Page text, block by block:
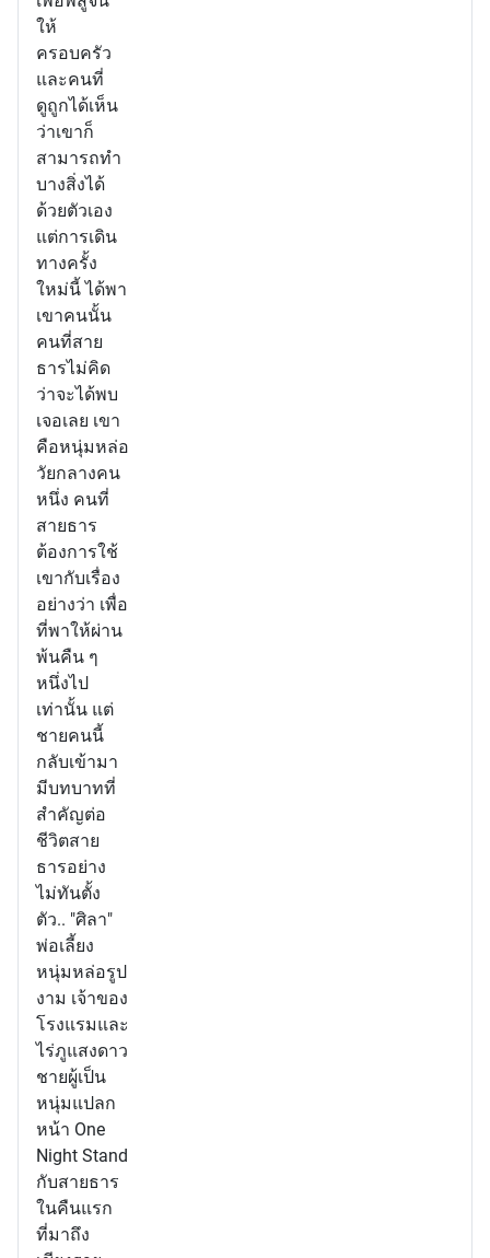
ให้
ครอบครัว
และคนที่
ดูถูกได้เห็น
ว่าเขาก็
สามารถทำ
บางสิ่งได้
ด้วยตัวเอง
แต่การเดิน
ทางครั้ง
ใหม่นี้ ได้พา
เขาคนนั้น
คนที่สาย
ธารไม่คิด
ว่าจะได้พบ
เจอเลย เขา
คือหนุ่มหล่อ
วัยกลางคน
หนึ่ง คนที่
สายธาร
ต้องการใช้
เขากับเรื่อง
อย่างว่า เพื่อ
ที่พาให้ผ่าน
พ้นคืน ๆ
หนึ่งไป
เท่านั้น แต่
ชายคนนี้
กลับเข้ามา
มีบทบาทที่
สำคัญต่อ
ชีวิตสาย
ธารอย่าง
ไม่ทันตั้ง
ตัว.. "ศิลา"
พ่อเลี้ยง
หนุ่มหล่อรูป
งาม เจ้าของ
โรงแรมและ
ไร่ภูแสงดาว
ชายผู้เป็น
หนุ่มแปลก
หน้า One
Night Stand
กับสายธาร
ในคืนแรก
ที่มาถึง